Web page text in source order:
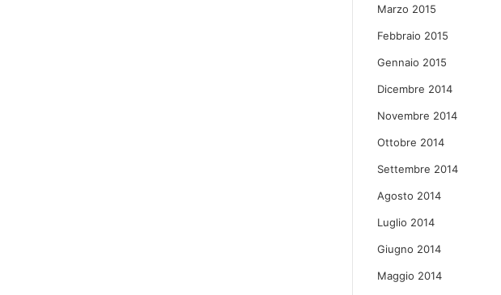
Marzo 2015
Febbraio 2015
Gennaio 2015
Dicembre 2014
Novembre 2014
Ottobre 2014
Settembre 2014
Agosto 2014
Luglio 2014
Giugno 2014
Maggio 2014